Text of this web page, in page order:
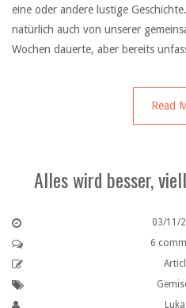
eine oder andere lustige
natürlich auch von unserer
Wochen dauerte, aber bereits
Read
Alles wird besser,
03/11/
6